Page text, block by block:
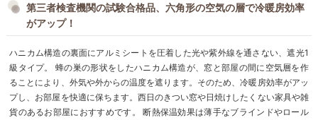
第三者検査機関の試験合格品、六角形の空気の層で冷暖房効率
がアップ！
ハニカム構造の裏面にアルミシートを圧着した光や紫外線を通さない、遮光1
級タイプ。 蜂の巣の形状をしたハニカム構造が、窓と部屋の間に空気層を作
ることにより、外気や外からの温度を遮ります。そのため、冷暖房効率がアッ
プし、お部屋を快適に保ちます。西日のきつい窓や日焼けしたくない家具や雑
貨のあるお部屋におすすめです。 断熱保温効果は薄手なブラインドやロール